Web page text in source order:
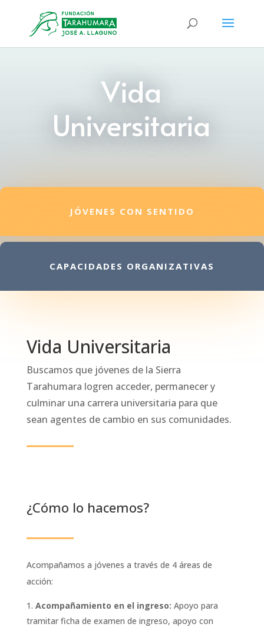
Vida
Universitaria
JÓVENES CON SENTIDO
CAPACIDADES ORGANIZATIVAS
Vida Universitaria
Buscamos que jóvenes de la Sierra
Tarahumara logren acceder, permanecer y
culminar una carrera universitaria para que
sean agentes de cambio en sus comunidades.
¿Cómo lo hacemos?
Acompañamos a jóvenes a través de 4 áreas de
acción:
Acompañamiento en el ingreso: Apoyo para
tramitar ficha de examen de ingreso, apoyo con